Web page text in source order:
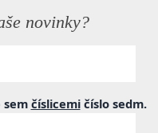
novinky?
sem číslicemičíslo sedm.